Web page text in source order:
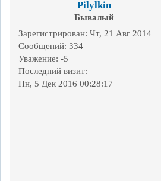
Pilylkin
Бывалый
Зарегистрирован: Чт, 21 Авг 2014
Сообщений: 334
Уважение: -5
Последний визит:
Пн, 5 Дек 2016 00:28:17